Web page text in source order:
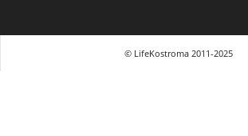
© LifeKostroma 2011-2025